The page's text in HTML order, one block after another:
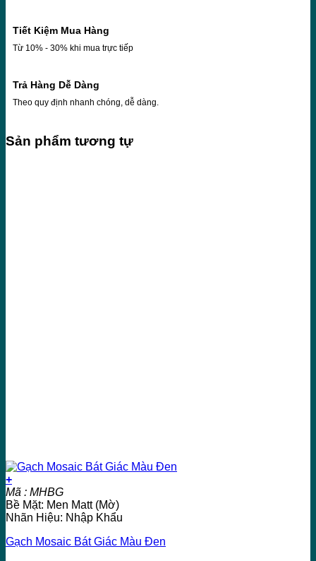
Tiết Kiệm Mua Hàng
Từ 10% - 30% khi mua trực tiếp
Trả Hàng Dễ Dàng
Theo quy định nhanh chóng, dễ dàng.
Sản phẩm tương tự
+
Mã : MHBG
Bề Mặt: Men Matt (Mờ)
Nhãn Hiệu: Nhập Khẩu
Gạch Mosaic Bát Giác Màu Đen